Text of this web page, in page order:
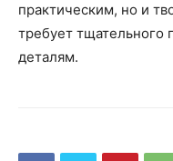
практическим, но и
требует тщательного
деталям.